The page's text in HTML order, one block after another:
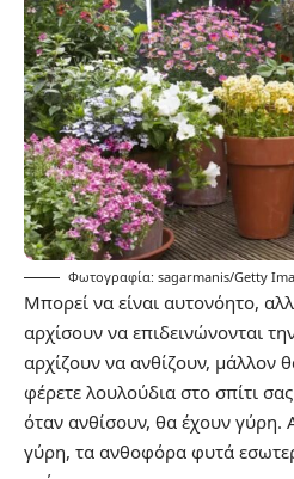
Φωτογραφία: sagarmanis/Getty
Μπορεί να είναι αυτονόητο,
αρχίσουν να επιδεινώνονται
αρχίζουν να ανθίζουν, μάλλον
φέρετε λουλούδια στο σπίτι
όταν ανθίσουν, θα έχουν γύρη.
γύρη, τα ανθοφόρα φυτά